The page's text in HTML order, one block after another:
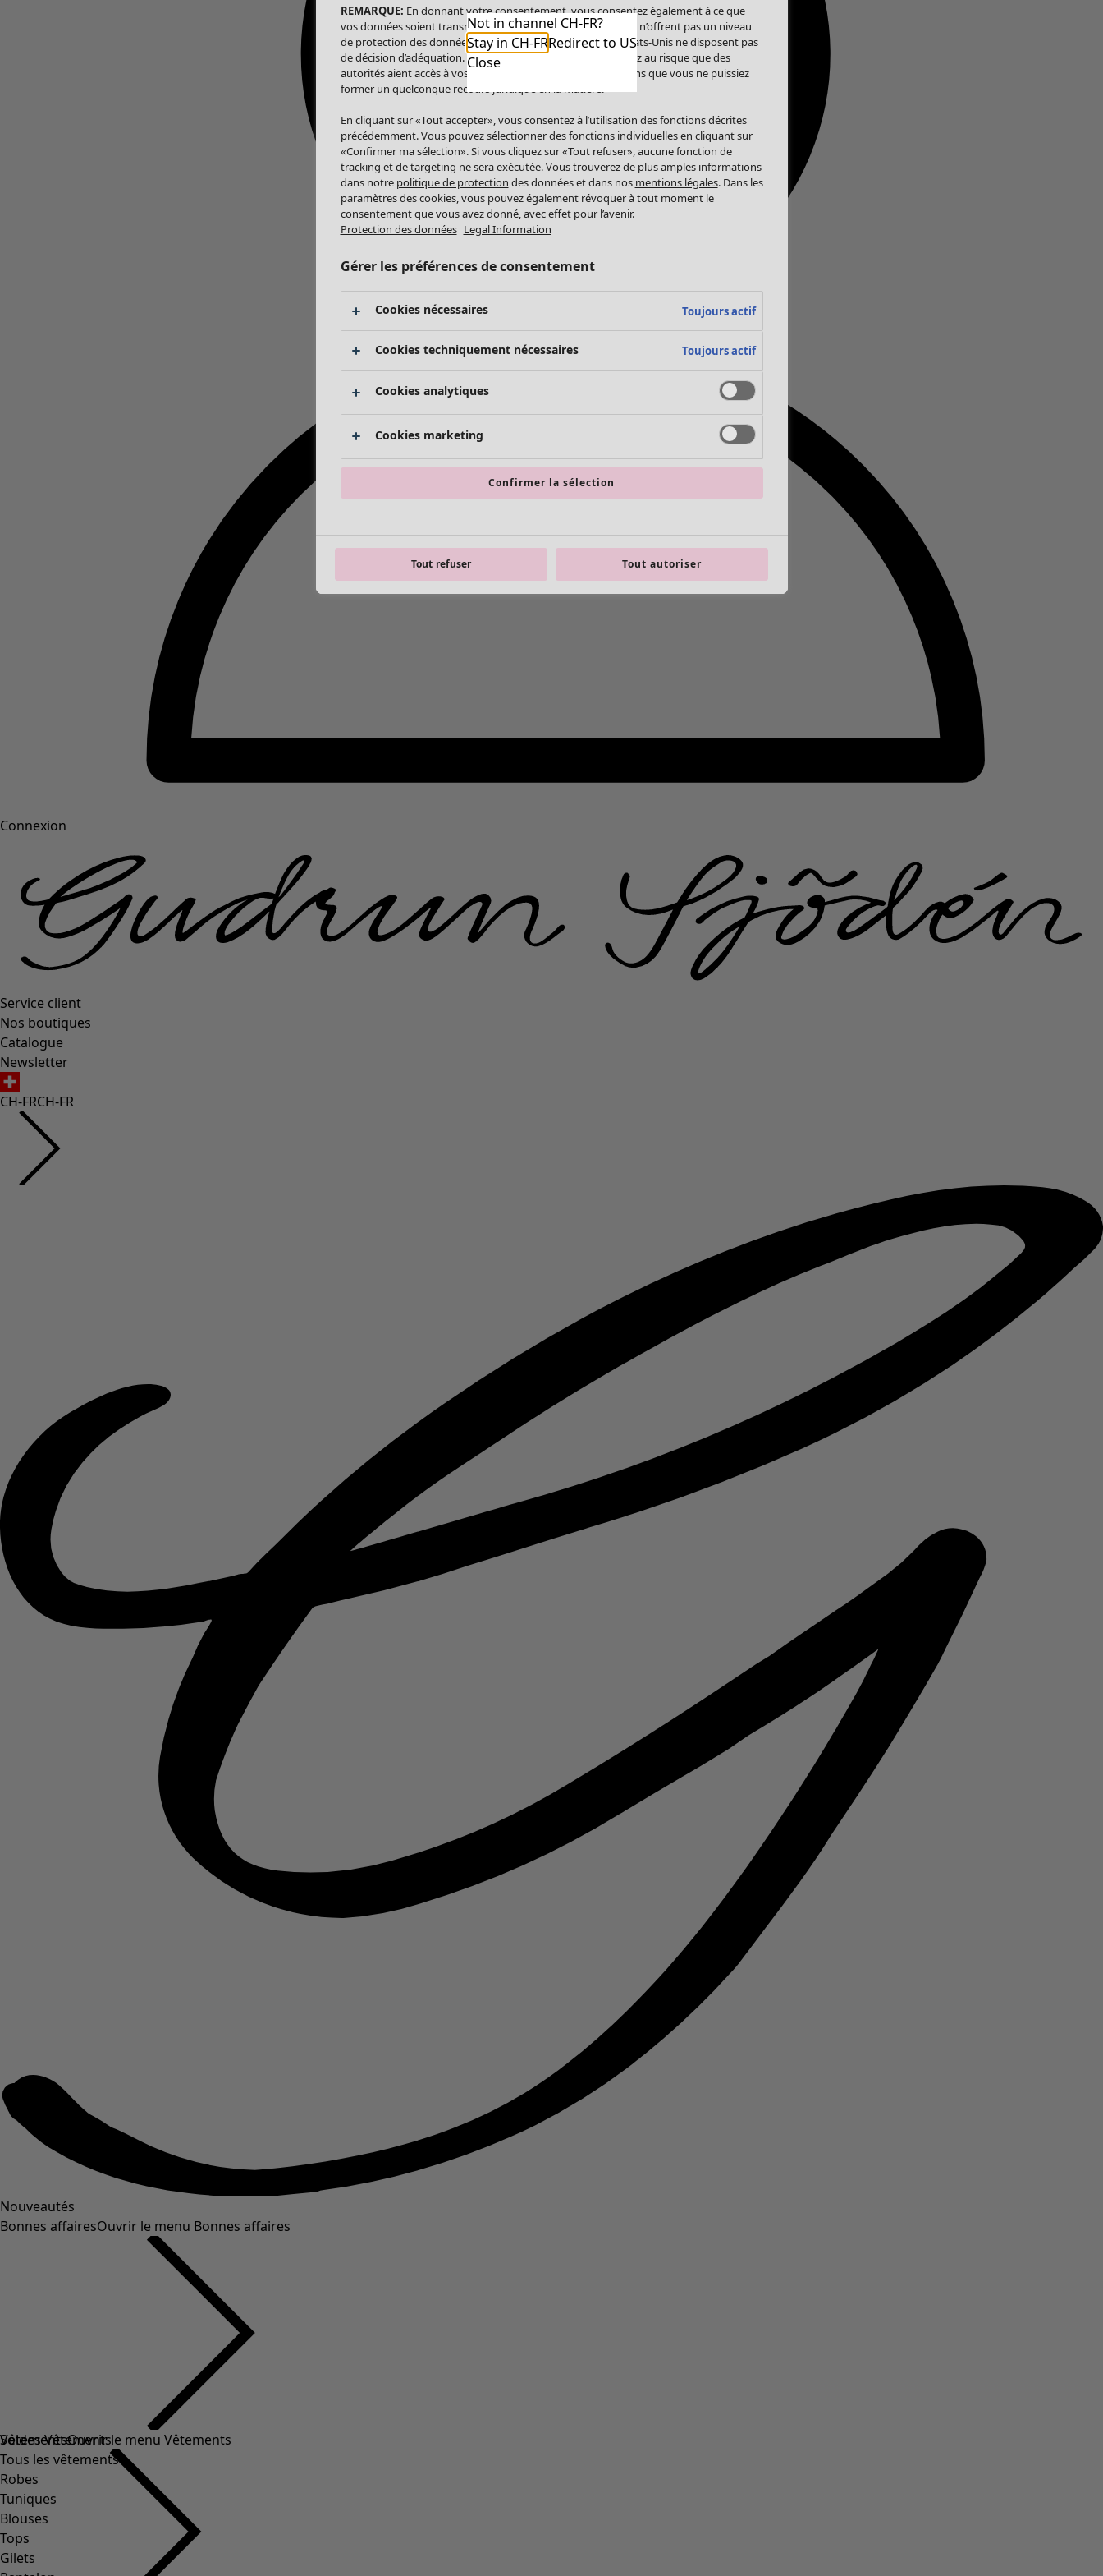
Connexion
Service client
Nos boutiques
Catalogue
Newsletter
CH-FRCH-FR
Nouveautés
Bonnes affairesOuvrir le menu Bonnes affaires
Soldes Vêtements
Tous les vêtements
Robes
Tuniques
Blouses
Tops
Gilets
VêtementsOuvrir le menu Vêtements
Not in channel CH-FR?
Stay in CH-FRRedirect to US
Close
REMARQUE: En donnant votre consentement, vous consentez également à ce que
vos données soient transmises aux États-Unis. Les États-Unis n’offrent pas un niveau
de protection des données comparable à celui de l’UE. Les États-Unis ne disposent pas
de décision d’adéquation. Par conséquent, vous vous exposez au risque que des
autorités aient accès à vos données à caractère personnel sans que vous ne puissiez
former un quelconque recours juridique en la matière.
En cliquant sur «Tout accepter», vous consentez à l’utilisation des fonctions décrites
précédemment. Vous pouvez sélectionner des fonctions individuelles en cliquant sur
«Confirmer ma sélection». Si vous cliquez sur «Tout refuser», aucune fonction de
tracking et de targeting ne sera exécutée. Vous trouverez de plus amples informations
dans notre politique de protection des données et dans nos mentions légales. Dans les
paramètres des cookies, vous pouvez également révoquer à tout moment le
consentement que vous avez donné, avec effet pour l’avenir.
Protection des données Legal Information
Gérer les préférences de consentement
Cookies nécessaires Toujours actif
Cookies techniquement nécessaires Toujours actif
Cookies analytiques
Cookies marketing
Confirmer la sélection
Tout refuser Tout autoriser